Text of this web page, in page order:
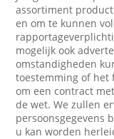
assortiment
en om te kunnen
mogelijk ook
omstandigheden
toestemming of het
om een contract
de wet. We zullen
persoonsgegevens
u kan worden